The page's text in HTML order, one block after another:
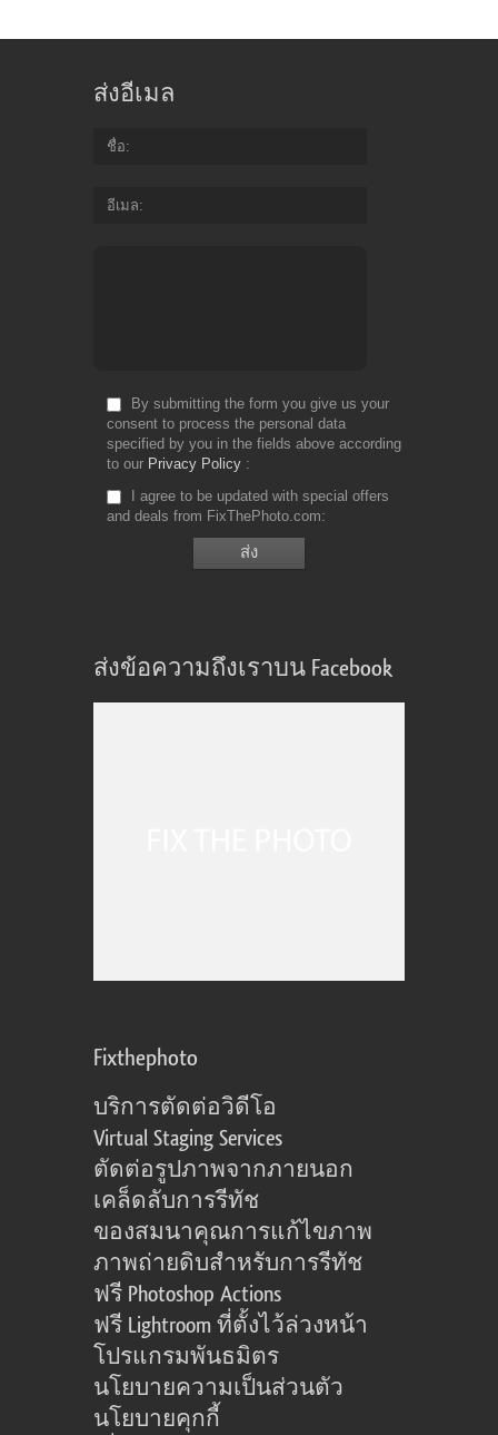
ส่งอีเมล
ชื่อ
อีเมล
By submitting the form you give us your
consent to process the personal data
specified by you in the fields above according
to our Privacy Policy
I agree to be updated with special offers
and deals from FixThePhoto.com
ส่งข้อความถึงเราบน Facebook
Fixthephoto
บริการตัดต่อวิดีโอ
Virtual Staging Services
ตัดต่อรูปภาพจากภายนอก
เคล็ดลับการรีทัช
ของสมนาคุณการแก้ไขภาพ
ภาพถ่ายดิบสำหรับการรีทัช
ฟรี Photoshop Actions
ฟรี Lightroom ที่ตั้งไว้ล่วงหน้า
โปรแกรมพันธมิตร
นโยบายความเป็นส่วนตัว
นโยบายคุกกี้